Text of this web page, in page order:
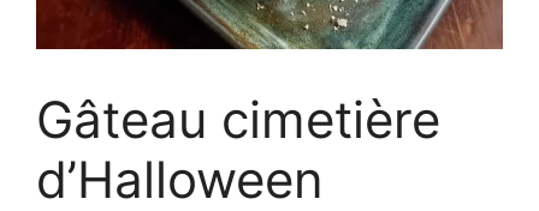
Gâteau cimetière
d’Halloween